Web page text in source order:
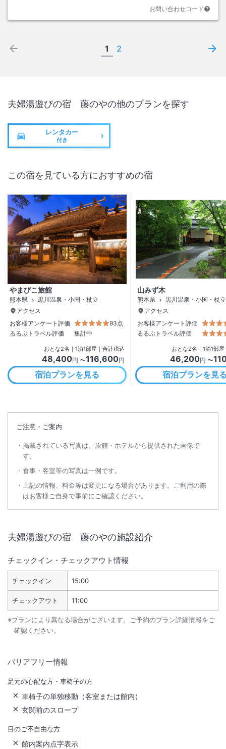
お問い合わせコード
1 2
夫婦湯遊びの宿 藤のやの他のプランを探す
レンタカー
付き
この宿を見ている方におすすめの宿
やまびこ旅館
熊本県
黒川温泉・小国・杖立
アクセス
お客様アンケート評価
93点
るるぶトラベル評価
集計中
おとな2名 ｜ 1泊1部屋｜合計税込
48,400円 〜116,600円
宿泊プランを見る
山みず木
熊本県
黒川温泉・小国・杖立
アクセス
お客様アンケート評価
るるぶトラベル評価
おとな2名 ｜ 1泊1部屋
46,200円 〜
宿泊プランを見
ご注意・ご案内
掲載されている写真は、旅館・ホテルから提供された画像で
す。
食事・客室等の写真は一例です。
上記の情報、料金等は変更になる場合があります。ご利用の際
はお客様ご自身で事前にご確認ください。
夫婦湯遊びの宿 藤のやの施設紹介
チェックイン・チェックアウト情報
チェックイン 15:00
チェックアウト 11:00
※プランにより異なる場合がございます。ご予約のプラン詳細情報をご
確認ください。
バリアフリー情報
足元の心配な方・車椅子の方
車椅子の単独移動（客室または館内）
玄関前のスロープ
目のご不自由な方
館内案内点字表示